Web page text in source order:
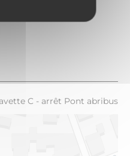
C - arrêt Pont abribus